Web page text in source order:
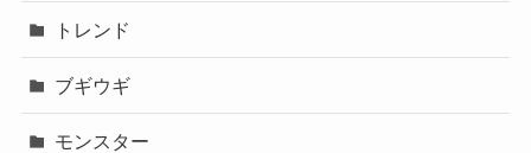
トレンド
ブギウギ
モンスター